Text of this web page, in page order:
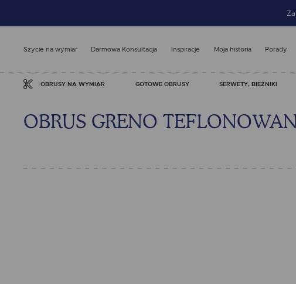
Szycie na wymiar Darmowa Konsultacja Inspiracje Moja historia Porady
OBRUSY NA WYMIAR GOTOWE OBRUSY SERWETY, BIEŻNIKI
OBRUS GRENO